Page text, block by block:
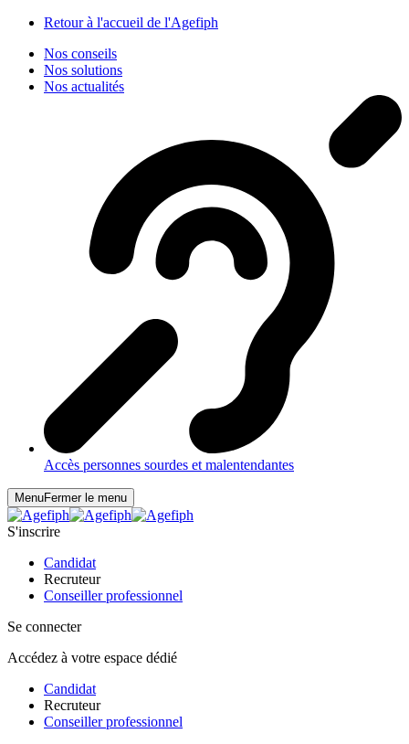
Retour à l'accueil de l'Agefiph
Nos conseils
Nos solutions
Nos actualités
Accès personnes sourdes et malentendantes
MenuFermer le menu
S'inscrire
Candidat
Recruteur
Conseiller professionnel
Se connecter
Accédez à votre espace dédié
Candidat
Recruteur
Conseiller professionnel